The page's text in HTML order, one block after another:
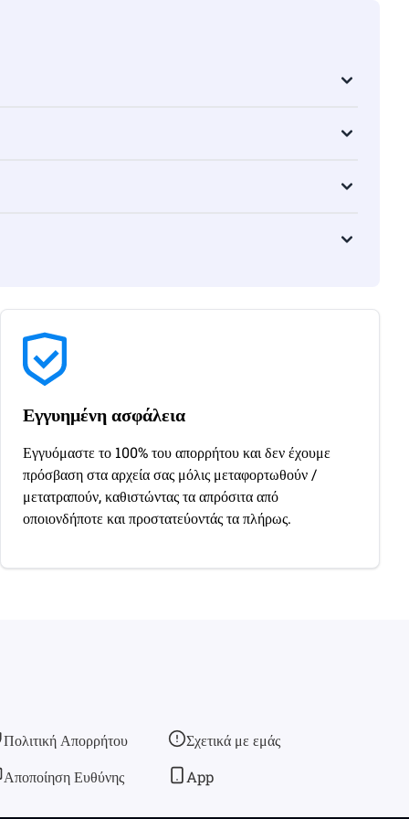
Εγγυημένη ασφάλεια
Εγγυόμαστε το 100% του απορρήτου και δεν έχουμε
πρόσβαση στα αρχεία σας μόλις μεταφορτωθούν /
μετατραπούν, καθιστώντας τα απρόσιτα από
οποιονδήποτε και προστατεύοντάς τα πλήρως.
Πολιτική Απορρήτου
Αποποίηση Ευθύνης
Σχετικά με εμάς
App